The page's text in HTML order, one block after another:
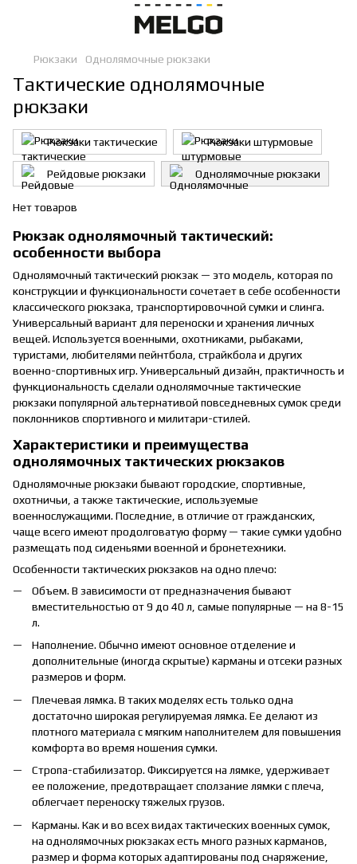
Рюкзаки Однолямочные рюкзаки
Рюкзак однолямочный тактический:
особенности выбора
Однолямочный тактический рюкзак — это модель, которая по
конструкции и функциональности сочетает в себе особенности
классического рюкзака, транспортировочной сумки и слинга.
Универсальный вариант для переноски и хранения личных
вещей. Используется военными, охотниками, рыбаками,
туристами, любителями пейнтбола, страйкбола и других
военно-спортивных игр. Универсальный дизайн, практичность и
функциональность сделали однолямочные тактические
рюкзаки популярной альтернативой повседневных сумок среди
поклонников спортивного и милитари-стилей.
Характеристики и преимущества
однолямочных тактических рюкзаков
Однолямочные рюкзаки бывают городские, спортивные,
охотничьи, а также тактические, используемые
военнослужащими. Последние, в отличие от гражданских,
чаще всего имеют продолговатую форму — такие сумки удобно
размещать под сиденьями военной и бронетехники.
Особенности тактических рюкзаков на одно плечо:
Объем. В зависимости от предназначения бывают
вместительностью от 9 до 40 л, самые популярные — на 8-15
л.
Наполнение. Обычно имеют основное отделение и
дополнительные (иногда скрытые) карманы и отсеки разных
размеров и форм.
Плечевая лямка. В таких моделях есть только одна
достаточно широкая регулируемая лямка. Ее делают из
плотного материала с мягким наполнителем для повышения
комфорта во время ношения сумки.
Стропа-стабилизатор. Фиксируется на лямке, удерживает
ее положение, предотвращает сползание лямки с плеча,
облегчает переноску тяжелых грузов.
Карманы. Как и во всех видах тактических военных сумок,
на однолямочных рюкзаках есть много разных карманов,
размер и форма которых адаптированы под снаряжение,
Тактические однолямочные
рюкзаки
Рюкзаки тактические Рюкзаки штурмовые
Рейдовые рюкзаки Однолямочные рюкзаки
Нет товаров